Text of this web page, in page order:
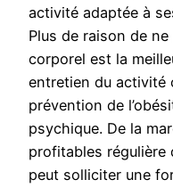
activité adaptée à
Plus de raison de ne
corporel est la
entretien du activité
prévention de
psychique. De la
profitables régulière
peut solliciter une